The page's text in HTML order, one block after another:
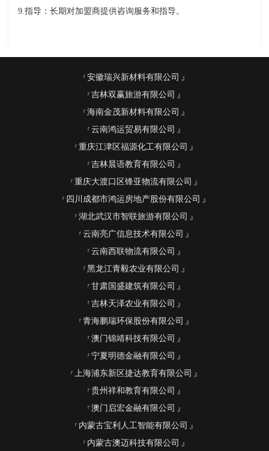
9.指导：长期对加盟商提供咨询服务和指导。
安徽瑞兴新材料有限公司
吉林双赢旅游有限公司
海南金茂新材料有限公司
云南鸿运贸易有限公司
重庆江津区福源化工有限公司
吉林晨语教育有限公司
重庆大渡口区锋亚物流有限公司
四川成都市鸿运房地产股份有限公司
湖北武汉市智联旅游有限公司
云南亮广信息技术有限公司
云南西联物流有限公司
黑龙江青毅农业有限公司
甘肃国盛建筑有限公司
吉林天泽农业有限公司
青海鹏瑞环保股份有限公司
澳门锦靖科技有限公司
宁夏明德金融有限公司
上海浦东新区捷达教育有限公司
贵州祥和教育有限公司
澳门启宏金融有限公司
内蒙古宝利人工智能有限公司
内蒙古澳迈科技有限公司